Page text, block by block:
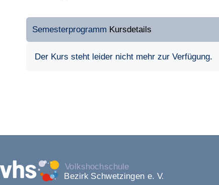
Semesterprogramm Kursdetails
Der Kurs steht leider nicht mehr zur Verfügung.